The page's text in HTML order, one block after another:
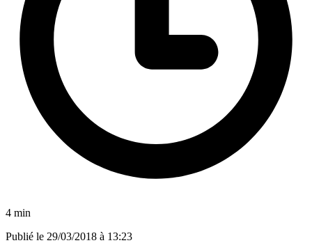
4 min
Publié le 29/03/2018 à 13:23